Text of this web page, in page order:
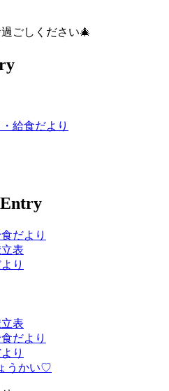
ごしください🎄
給食だより
だより
表
り
表
だより
り
うかい♡